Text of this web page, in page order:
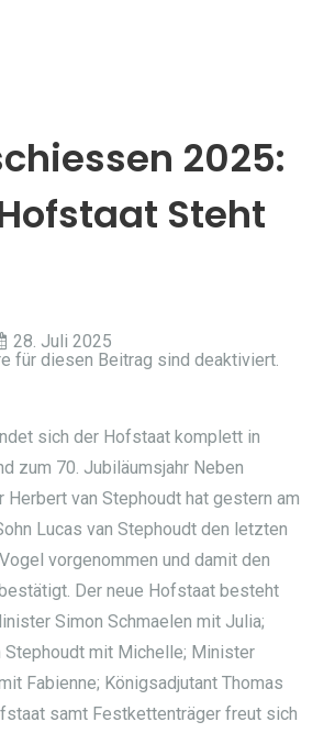
2025:
Steht
28. Juli 2025
für diesen Beitrag sind deaktiviert.
sich der Hofstaat komplett in
zum 70. Jubiläumsjahr Neben
Herbert van Stephoudt hat gestern am
Lucas van Stephoudt den letzten
vorgenommen und damit den
Der neue Hofstaat besteht
Simon Schmaelen mit Julia;
Stephoudt mit Michelle; Minister
Fabienne; Königsadjutant Thomas
samt Festkettenträger freut sich